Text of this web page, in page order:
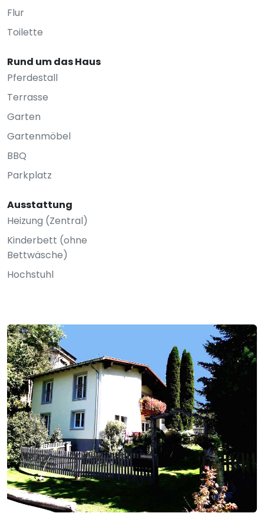
Flur
Toilette
Rund um das Haus
Pferdestall
Terrasse
Garten
Gartenmöbel
BBQ
Parkplatz
Ausstattung
Heizung (Zentral)
Kinderbett (ohne
Bettwäsche)
Hochstuhl